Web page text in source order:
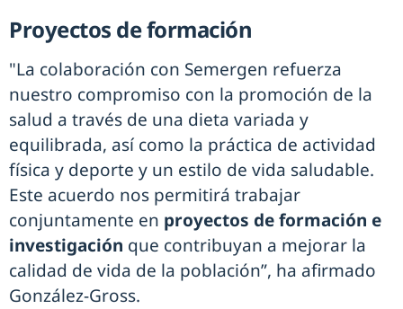
Proyectos de formación
"La colaboración con Semergen refuerza
nuestro compromiso con la promoción de la
salud a través de una dieta variada y
equilibrada, así como la práctica de actividad
física y deporte y un estilo de vida saludable.
Este acuerdo nos permitirá trabajar
conjuntamente en proyectos de formación e
investigación que contribuyan a mejorar la
calidad de vida de la población”, ha afirmado
González-Gross.